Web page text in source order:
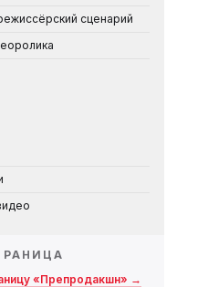
сценарий
«Препродакшн» →